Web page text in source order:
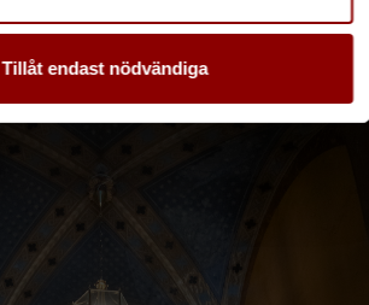
Tillåt endast nödvändiga